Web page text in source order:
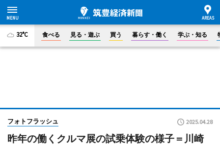
32°C 食べる 見る・遊ぶ 買う 暮らす・働く 学ぶ・知る
フォトフラッシュ 2025.04.28
昨年の働くクルマ展の試乗体験の様子＝川崎